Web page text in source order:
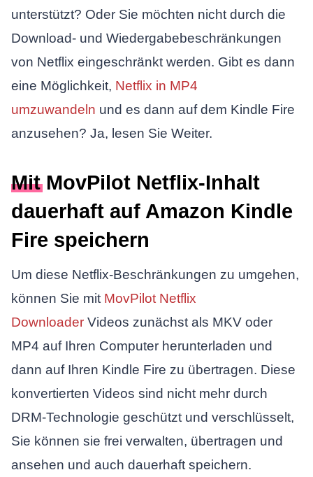
unterstützt? Oder Sie möchten nicht durch die
Download- und Wiedergabebeschränkungen
von Netflix eingeschränkt werden. Gibt es dann
eine Möglichkeit, Netflix in MP4
umzuwandeln und es dann auf dem Kindle Fire
anzusehen? Ja, lesen Sie Weiter.
Mit MovPilot Netflix-Inhalt
dauerhaft auf Amazon Kindle
Fire speichern
Um diese Netflix-Beschränkungen zu umgehen,
können Sie mit MovPilot Netflix
DownloaderVideos zunächst als MKV oder
MP4 auf Ihren Computer herunterladen und
dann auf Ihren Kindle Fire zu übertragen. Diese
konvertierten Videos sind nicht mehr durch
DRM-Technologie geschützt und verschlüsselt,
Sie können sie frei verwalten, übertragen und
ansehen und auch dauerhaft speichern.